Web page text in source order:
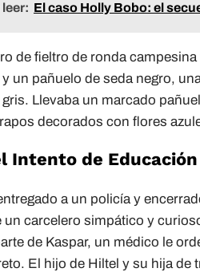
El caso Holly Bobo: el
de fieltro de ronda
un pañuelo de seda negro,
Llevaba un marcado
decorados con flores
Intento de Educación
a un policía y
un carcelero simpático y
de Kaspar, un médico le
El hijo de Hiltel y su hija